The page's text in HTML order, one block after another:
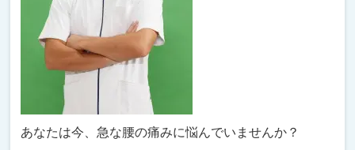
あなたは今、急な腰の痛みに悩んでいませんか？